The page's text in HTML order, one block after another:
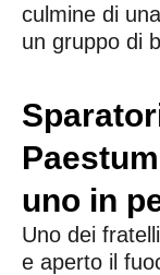
culmine di
un gruppo di
uno in
Uno dei fratelli
e aperto il